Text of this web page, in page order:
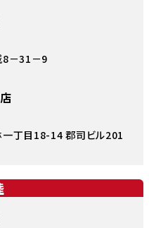
8－31－9
丁目18-14 郡司ビル201